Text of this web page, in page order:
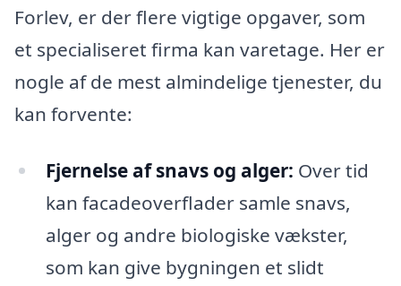
Forlev, er der flere vigtige opgaver, som
et specialiseret firma kan varetage. Her er
nogle af de mest almindelige tjenester, du
kan forvente:
Fjernelse af snavs og alger: Over tid
kan facadeoverflader samle snavs,
alger og andre biologiske vækster,
som kan give bygningen et slidt